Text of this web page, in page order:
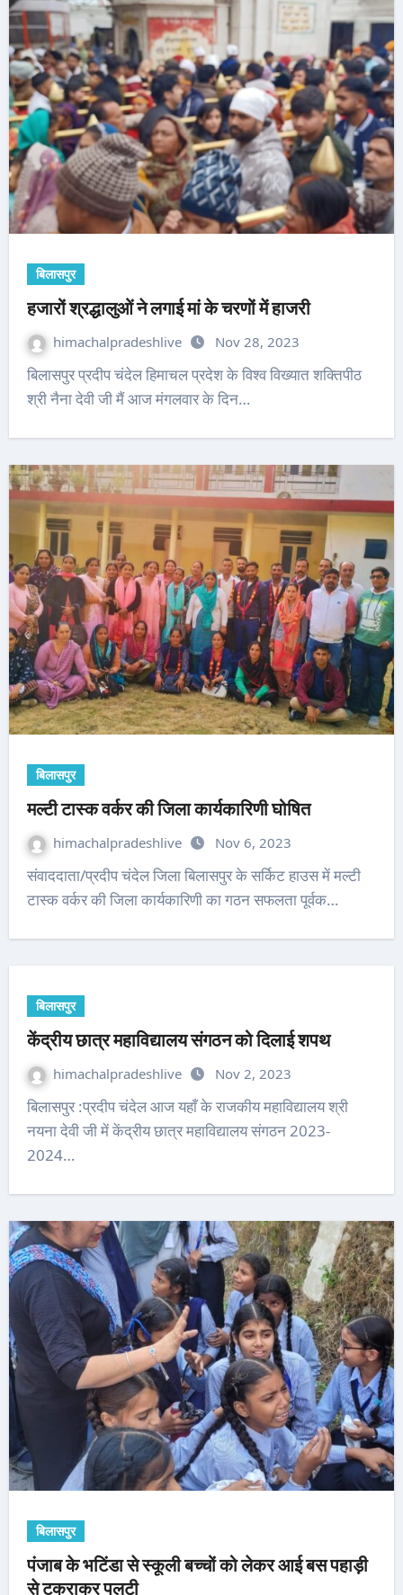
बिलासपुर
हजारों श्रद्धालुओं ने लगाई मां के चरणों में हाजरी
himachalpradeshlive Nov 28, 2023
बिलासपुर प्रदीप चंदेल हिमाचल प्रदेश के विश्व विख्यात शक्तिपीठ
श्री नैना देवी जी मैं आज मंगलवार के दिन…
बिलासपुर
मल्टी टास्क वर्कर की जिला कार्यकारिणी घोषित
himachalpradeshlive Nov 6, 2023
संवाददाता/प्रदीप चंदेल जिला बिलासपुर के सर्किट हाउस में मल्टी
टास्क वर्कर की जिला कार्यकारिणी का गठन सफलता पूर्वक…
बिलासपुर
केंद्रीय छात्र महाविद्यालय संगठन को दिलाई शपथ
himachalpradeshlive Nov 2, 2023
बिलासपुर :प्रदीप चंदेल आज यहाँ के राजकीय महाविद्यालय श्री
नयना देवी जी में केंद्रीय छात्र महाविद्यालय संगठन 2023-
2024…
बिलासपुर
पंजाब के भटिंडा से स्कूली बच्चों को लेकर आई बस पहाड़ी
से टकराकर पलटी